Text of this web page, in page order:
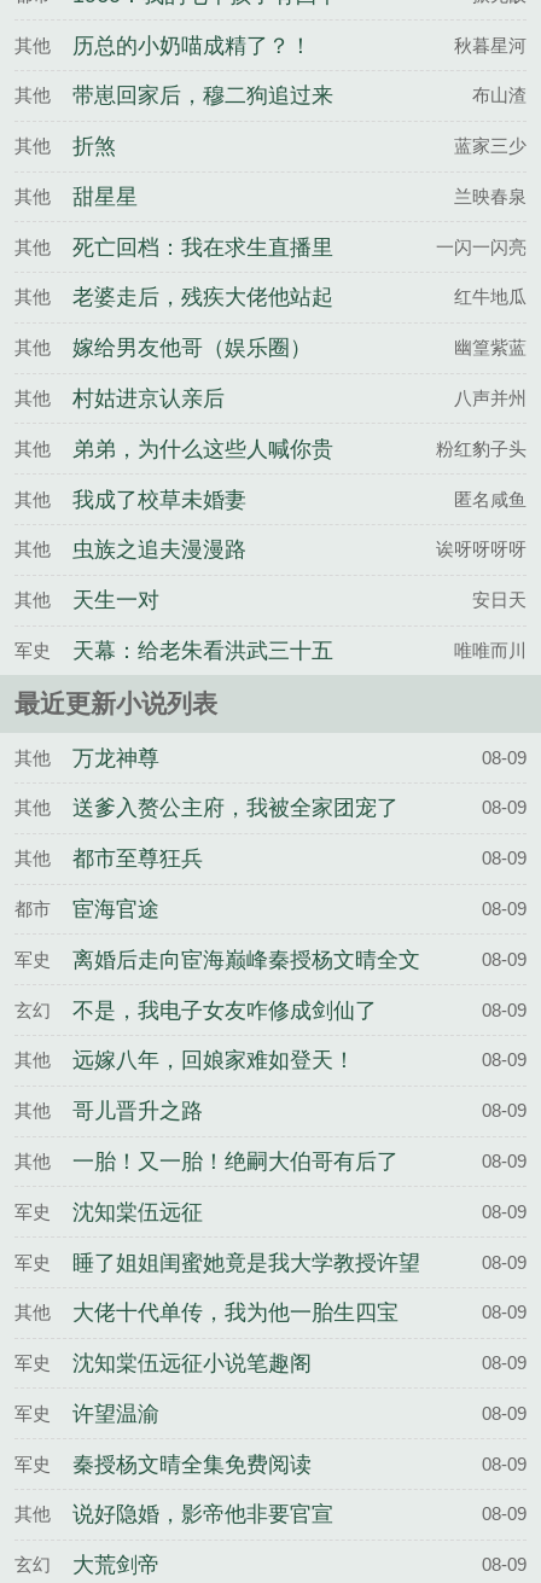
妈
其他 历总的小奶喵成精了？！ 秋暮星河
其他
带崽回家后，穆二狗追过来
了
布山渣
其他 折煞 蓝家三少
其他 甜星星 兰映春泉
其他
死亡回档：我在求生直播里
封神
一闪一闪亮
其他
老婆走后，残疾大佬他站起
来了
红牛地瓜
其他 嫁给男友他哥（娱乐圈） 幽篁紫蓝
其他 村姑进京认亲后 八声并州
其他
弟弟，为什么这些人喊你贵
妃？
粉红豹子头
其他 我成了校草未婚妻 匿名咸鱼
其他 虫族之追夫漫漫路 诶呀呀呀呀
其他 天生一对 安日天
军史
天幕：给老朱看洪武三十五
年传位
唯唯而川
最近更新小说列表
其他 万龙神尊 08-09
其他 送爹入赘公主府，我被全家团宠了 08-09
其他 都市至尊狂兵 08-09
都市 宦海官途 08-09
军史
离婚后走向宦海巅峰秦授杨文晴全文
完整版
08-09
玄幻 不是，我电子女友咋修成剑仙了 08-09
其他 远嫁八年，回娘家难如登天！ 08-09
其他 哥儿晋升之路 08-09
其他 一胎！又一胎！绝嗣大伯哥有后了 08-09
军史 沈知棠伍远征 08-09
军史
睡了姐姐闺蜜她竟是我大学教授许望
温渝全文
08-09
其他 大佬十代单传，我为他一胎生四宝 08-09
军史 沈知棠伍远征小说笔趣阁 08-09
军史 许望温渝 08-09
军史 秦授杨文晴全集免费阅读 08-09
其他 说好隐婚，影帝他非要官宣 08-09
玄幻 大荒剑帝 08-09